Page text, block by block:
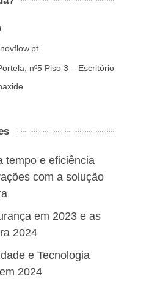
nº5 Piso 3 – Escritório
tempo e eficiência
com a solução
em 2023 e as
2024
e Tecnologia
2024